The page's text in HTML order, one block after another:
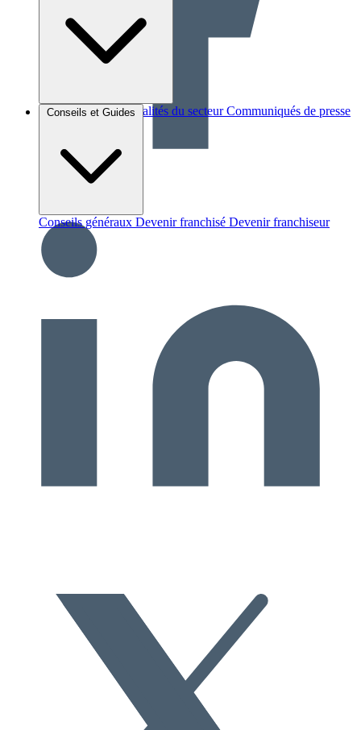
Brèves et actus Actualités du secteur Communiqués de presse
Conseils et Guides
Conseils généraux Devenir franchisé Devenir franchiseur